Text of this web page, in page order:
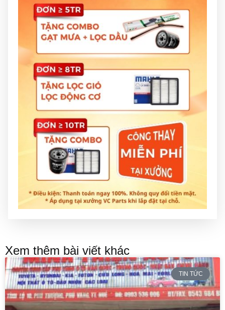
Xem thêm bài viết khác
TIN TỨC